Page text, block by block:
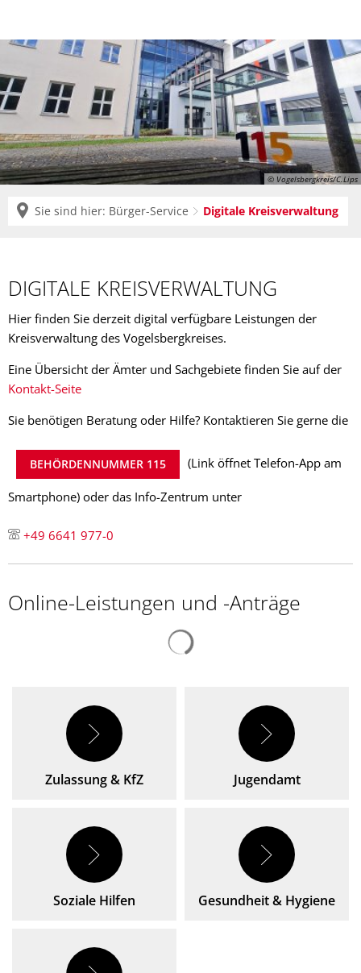
© Vogelsbergkreis/C.Lips
Sie sind hier: Bürger-Service Digitale Kreisverwaltung
Kreisverwaltung
DIGITALE KREISVERWALTUNG
Hier finden Sie derzeit digital verfügbare Leistungen der
Kreisverwaltung des Vogelsbergkreises.
Eine Übersicht der Ämter und Sachgebiete finden Sie auf der
Kontakt-Seite
Sie benötigen Beratung oder Hilfe? Kontaktieren Sie gerne die
BEHÖRDENNUMMER 115 (Link öffnet Telefon-App am
Smartphone) oder das Info-Zentrum unter
+49 6641 977-0
Online-Leistungen und -Anträge
Zulassung & KfZ Jugendamt
Soziale Hilfen Gesundheit & Hygiene